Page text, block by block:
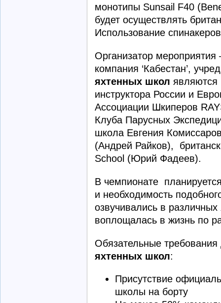
монотипы Sunsail F40
будет осуществлять
Использование
Организатор мероприятия
компания ‘Кабестан’,
яхтенных школ
инструктора России и
Ассоциации Шкиперов
Клуба Парусных
школа Евгения
(Андрей Райков),
School (Юрий Фадеев).
В чемпионате
и необходимость
озвучивались в
воплощалась в жизнь по
Обязательные
яхтенных школ:
Присутствие
школы на борту